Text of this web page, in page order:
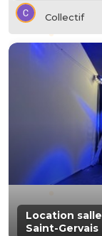
Collectif
Location
Saint-Gervais